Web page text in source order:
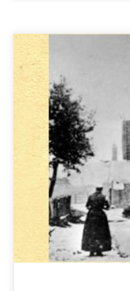
Hendrik is
botsing met